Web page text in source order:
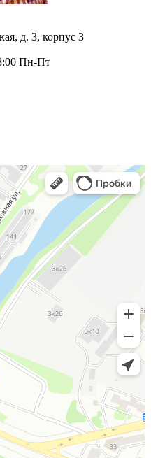
д. 3, корпус 3
Пн-Пт